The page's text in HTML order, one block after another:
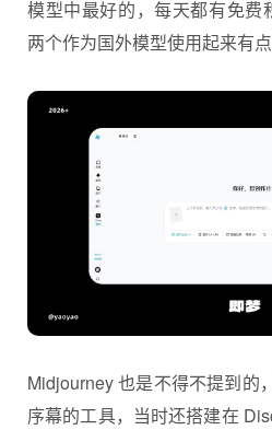
模型中最好的，每天都有免费
两个作为国外模型使用起来有点
Midjourney 也是不得不提到的
序幕的工具，当时还搭建在